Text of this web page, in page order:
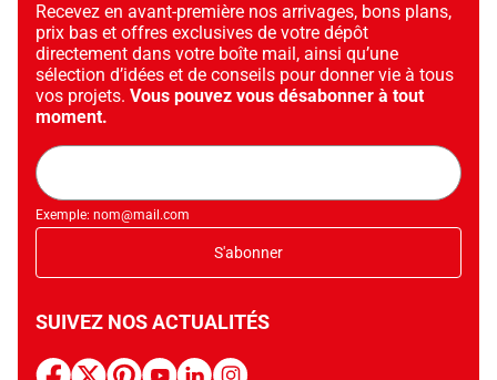
Recevez en avant-première nos arrivages, bons plans,
prix bas et offres exclusives de votre dépôt
directement dans votre boîte mail, ainsi qu’une
sélection d’idées et de conseils pour donner vie à tous
vos projets. Vous pouvez vous désabonner à tout
moment.
Adresse
mail
Exemple: nom@mail.com
S'abonner
SUIVEZ NOS ACTUALITÉS
facebook
x pinterestyoutubelinkedininstagram